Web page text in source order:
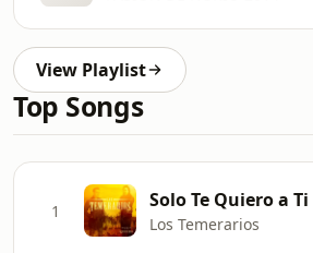
View Playlist
Top Songs
1 Solo Te Quiero a Ti
Los Temerarios